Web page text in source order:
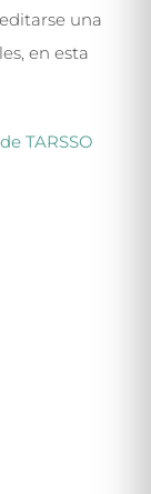
una
en esta
TARSSO